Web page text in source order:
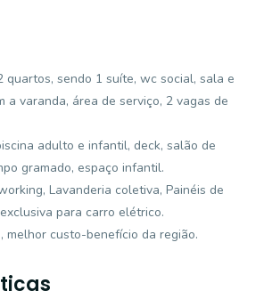
quartos, sendo 1 suíte, wc social, sala e
a varanda, área de serviço, 2 vagas de
adulto e infantil, deck, salão de
gramado, espaço infantil.
Lavanderia coletiva, Painéis de
para carro elétrico.
melhor custo-benefício da região.